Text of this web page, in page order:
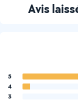
Avis
5
4
3